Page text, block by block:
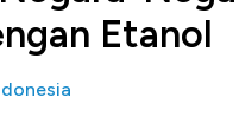
Etanol